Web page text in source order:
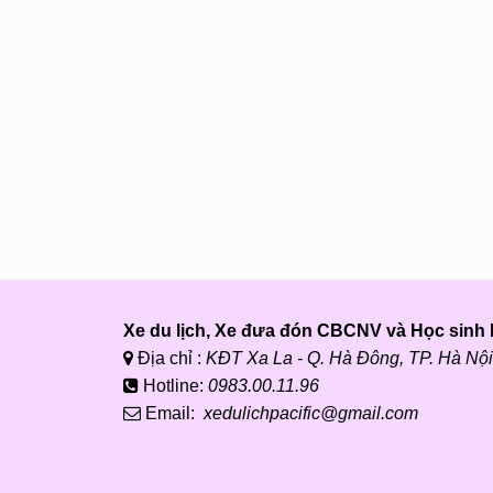
Xe du lịch, Xe đưa đón CBCNV và Học sinh
Địa chỉ : KĐT Xa La - Q. Hà Đông, TP. Hà
Hotline: 0983.00.11.96
Email: xedulichpacific@gmail.com